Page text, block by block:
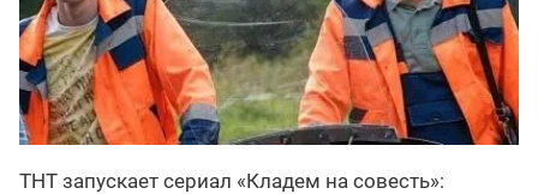
ТНТ запускает сериал «Кладем на совесть»: